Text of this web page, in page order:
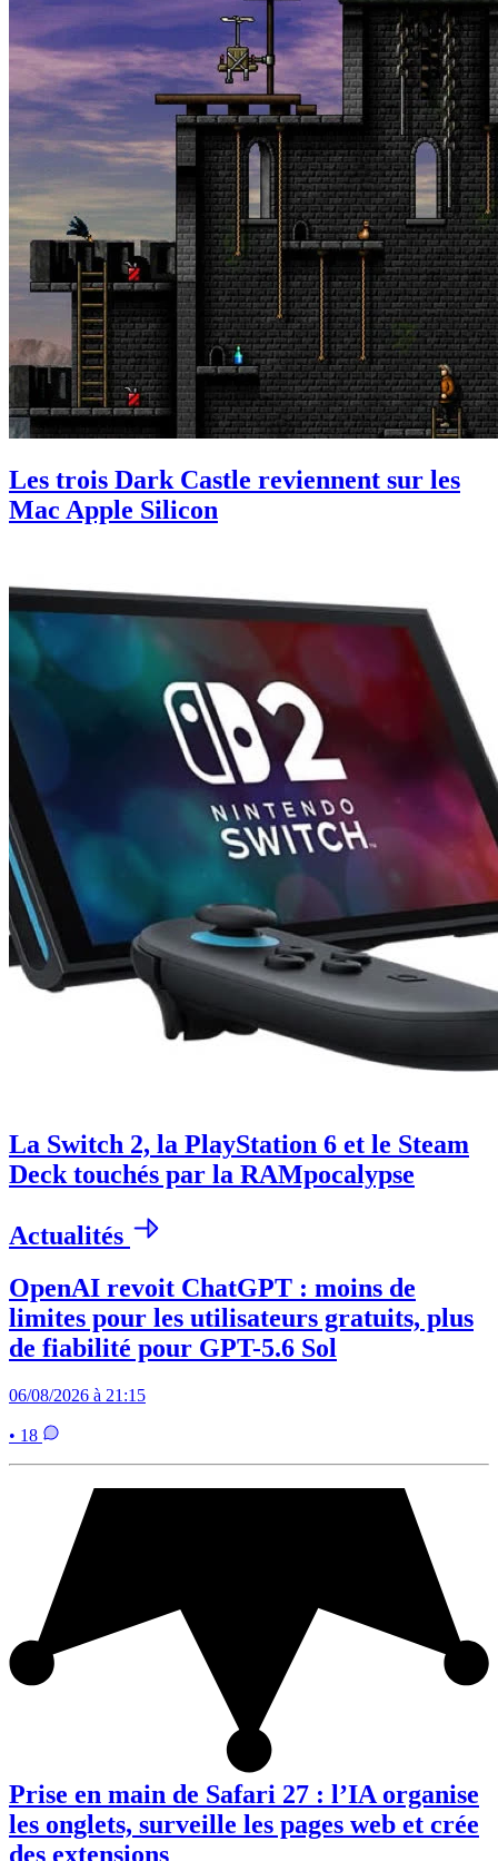
Les trois Dark Castle reviennent sur les
Mac Apple Silicon
La Switch 2, la PlayStation 6 et le Steam
Deck touchés par la RAMpocalypse
Actualités
OpenAI revoit ChatGPT : moins de
limites pour les utilisateurs gratuits, plus
de fiabilité pour GPT-5.6 Sol
06/08/2026 à 21:15
• 18
Prise en main de Safari 27 : l’IA organise
les onglets, surveille les pages web et crée
des extensions